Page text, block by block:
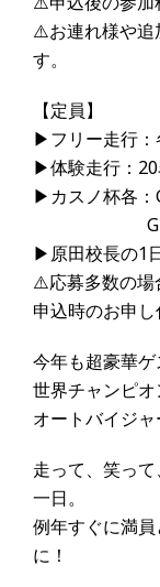
⚠️お連れ様や追
す。
【定員】
▶フリー走行：
▶体験走行：20
▶カスノ杯各：
G310R(U-
▶原田校長の1
⚠️応募多数の場
申込時のお申し
今年も超豪華
世界チャンピ
オートバイジ
走って、笑っ
一日。
例年すぐに満
に！